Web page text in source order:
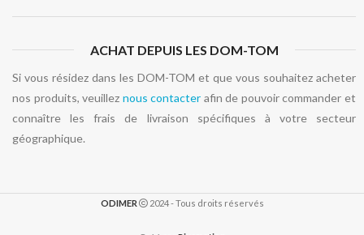
ACHAT DEPUIS LES DOM-TOM
Si vous résidez dans les DOM-TOM et que vous souhaitez acheter
nos produits, veuillez nous contacter afin de pouvoir commander et
connaître les frais de livraison spécifiques à votre secteur
géographique.
ODIMER 2024 - Tous droits réservés